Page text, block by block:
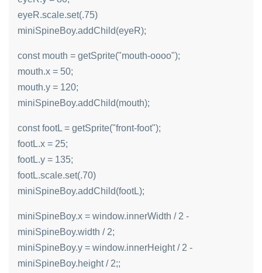
eyeR.scale.set(.75)
miniSpineBoy.addChild(eyeR);
const mouth = getSprite("mouth-oooo");
mouth.x = 50;
mouth.y = 120;
miniSpineBoy.addChild(mouth);
const footL = getSprite("front-foot");
footL.x = 25;
footL.y = 135;
footL.scale.set(.70)
miniSpineBoy.addChild(footL);
miniSpineBoy.x = window.innerWidth / 2 -
miniSpineBoy.width / 2;
miniSpineBoy.y = window.innerHeight / 2 -
miniSpineBoy.height / 2;;